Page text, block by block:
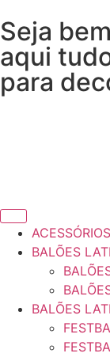
Seja
aqui
para
ACESSÓRIOS
BALÕES
BALÕES